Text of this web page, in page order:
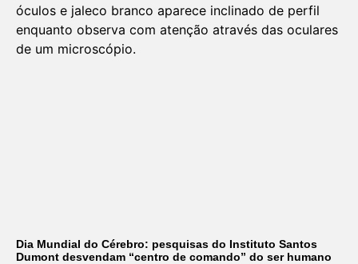
Dia Mundial do Cérebro: pesquisas do Instituto Santos
Dumont desvendam “centro de comando” do ser humano